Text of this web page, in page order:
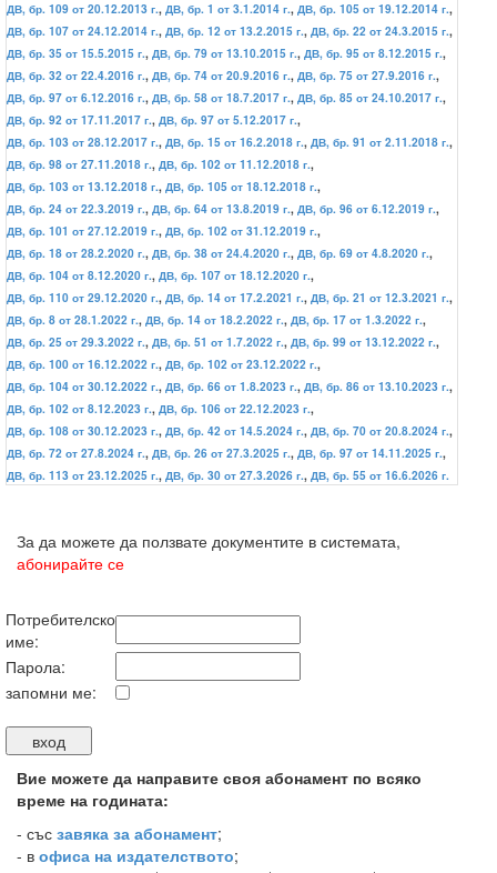
ДВ, бр. 109 от 20.12.2013 г., ДВ, бр. 1 от 3.1.2014 г., ДВ, бр. 105 от 19.12.2014 г.,
ДВ, бр. 107 от 24.12.2014 г., ДВ, бр. 12 от 13.2.2015 г., ДВ, бр. 22 от 24.3.2015 г.,
ДВ, бр. 35 от 15.5.2015 г., ДВ, бр. 79 от 13.10.2015 г., ДВ, бр. 95 от 8.12.2015 г.,
ДВ, бр. 32 от 22.4.2016 г., ДВ, бр. 74 от 20.9.2016 г., ДВ, бр. 75 от 27.9.2016 г.,
ДВ, бр. 97 от 6.12.2016 г., ДВ, бр. 58 от 18.7.2017 г., ДВ, бр. 85 от 24.10.2017 г.,
ДВ, бр. 92 от 17.11.2017 г., ДВ, бр. 97 от 5.12.2017 г.,
ДВ, бр. 103 от 28.12.2017 г., ДВ, бр. 15 от 16.2.2018 г., ДВ, бр. 91 от 2.11.2018 г.,
ДВ, бр. 98 от 27.11.2018 г., ДВ, бр. 102 от 11.12.2018 г.,
ДВ, бр. 103 от 13.12.2018 г., ДВ, бр. 105 от 18.12.2018 г.,
ДВ, бр. 24 от 22.3.2019 г., ДВ, бр. 64 от 13.8.2019 г., ДВ, бр. 96 от 6.12.2019 г.,
ДВ, бр. 101 от 27.12.2019 г., ДВ, бр. 102 от 31.12.2019 г.,
ДВ, бр. 18 от 28.2.2020 г., ДВ, бр. 38 от 24.4.2020 г., ДВ, бр. 69 от 4.8.2020 г.,
ДВ, бр. 104 от 8.12.2020 г., ДВ, бр. 107 от 18.12.2020 г.,
ДВ, бр. 110 от 29.12.2020 г., ДВ, бр. 14 от 17.2.2021 г., ДВ, бр. 21 от 12.3.2021 г.,
ДВ, бр. 8 от 28.1.2022 г., ДВ, бр. 14 от 18.2.2022 г., ДВ, бр. 17 от 1.3.2022 г.,
ДВ, бр. 25 от 29.3.2022 г., ДВ, бр. 51 от 1.7.2022 г., ДВ, бр. 99 от 13.12.2022 г.,
ДВ, бр. 100 от 16.12.2022 г., ДВ, бр. 102 от 23.12.2022 г.,
ДВ, бр. 104 от 30.12.2022 г., ДВ, бр. 66 от 1.8.2023 г., ДВ, бр. 86 от 13.10.2023 г.,
ДВ, бр. 102 от 8.12.2023 г., ДВ, бр. 106 от 22.12.2023 г.,
ДВ, бр. 108 от 30.12.2023 г., ДВ, бр. 42 от 14.5.2024 г., ДВ, бр. 70 от 20.8.2024 г.,
ДВ, бр. 72 от 27.8.2024 г., ДВ, бр. 26 от 27.3.2025 г., ДВ, бр. 97 от 14.11.2025 г.,
ДВ, бр. 113 от 23.12.2025 г., ДВ, бр. 30 от 27.3.2026 г., ДВ, бр. 55 от 16.6.2026 г.
За да можете да ползвате документите в системата,
абонирайте се
Потребителско
име:
Парола:
запомни ме:
Вие можете да направите своя абонамент по всяко
време на годината:
- със завяка за абонамент;
- в офиса на издателството;